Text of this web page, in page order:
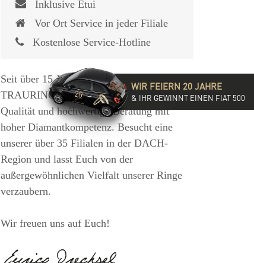
Inklusive Etui
Vor Ort Service in jeder Filiale
Kostenlose Service-Hotline
Seit über 15 Jahren steht die
TRAURINGSCHMIEDE für exzellente
Qualität und hochwertige Beratung mit
hoher Diamantkompetenz. Besucht eine
unserer über 35 Filialen in der DACH-
Region und lasst Euch von der
außergewöhnlichen Vielfalt unserer Ringe
verzaubern.
Wir freuen uns auf Euch!
WIR FEIERN 20 JAHRE
& IHR GEWINNT EINEN FIAT 500